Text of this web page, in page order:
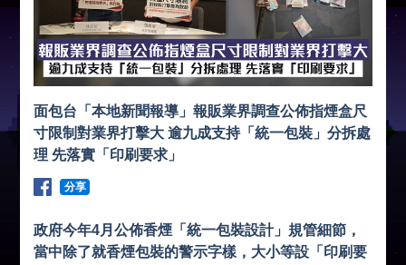
面包台「本地新聞報導」報販業界調查公佈指煙盒尺
寸限制對業界打擊大 逾九成支持「統一包裝」分拆處
理 先落實「印刷要求」
分享
政府今年4月公佈香煙「統一包裝設計」規管細節，
當中除了就香煙包裝的警示字樣，大小等設「印刷要